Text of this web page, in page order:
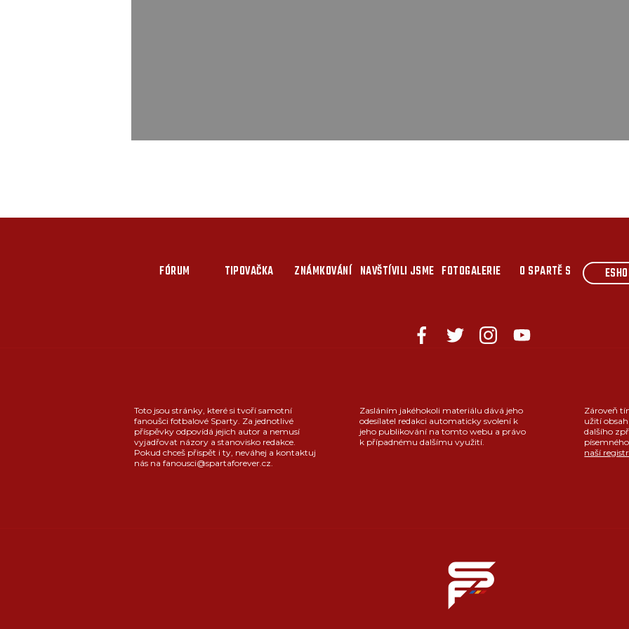
FÓRUM TIPOVAČKA ZNÁMKOVÁNÍ NAVŠTÍVILI JSME FOTOGALERIE O SPARTĚ S
Toto jsou stránky, které si tvoří samotní
fanoušci fotbalové Sparty. Za jednotlivé
příspěvky odpovídá jejich autor a nemusí
vyjadřovat názory a stanovisko redakce.
Pokud chceš přispět i ty, neváhej a kontaktuj
nás na fanousci@spartaforever.cz.
Zasláním jakéhokoli materiálu dává jeho
odesílatel redakci automaticky svolení k
jeho publikování na tomto webu a právo
k případnému dalšímu využití.
Zároveň
užití
dalšího
naší